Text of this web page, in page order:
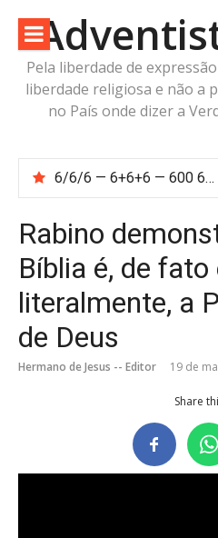
para
conteúdoPela liberdade de
liberdade religiosa e não a
no País onde dizer a
6/6/6 — 6+6+6 — 600 60 6… Calcule o número da besta!
Rabino
Bíblia é, de fato
literalmente, a
de Deus
Hermano de Jesus -- Editor 19 de
Share